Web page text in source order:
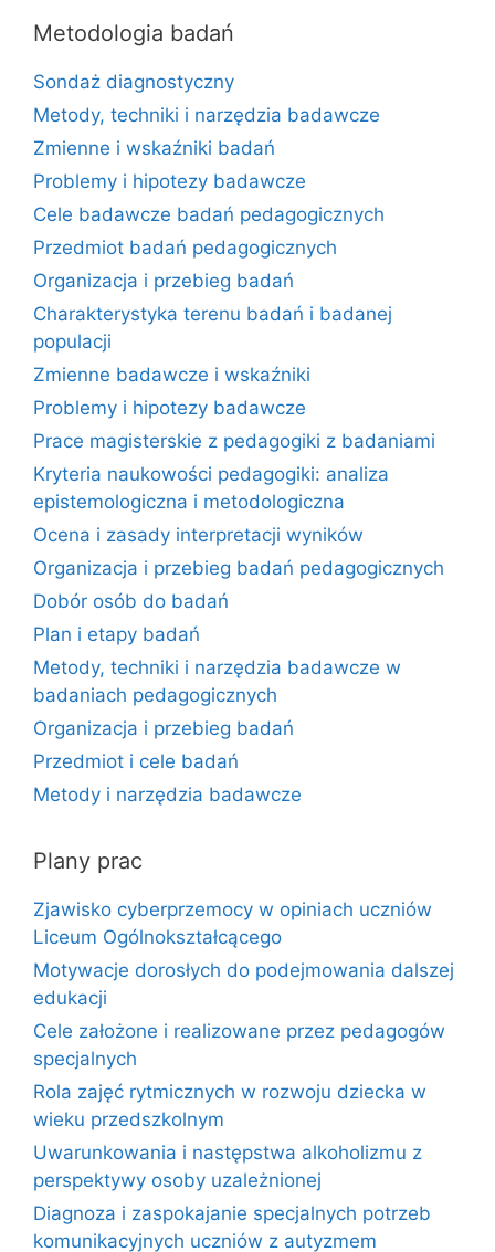
Metodologia badań
Sondaż diagnostyczny
Metody, techniki i narzędzia badawcze
Zmienne i wskaźniki badań
Problemy i hipotezy badawcze
Cele badawcze badań pedagogicznych
Przedmiot badań pedagogicznych
Organizacja i przebieg badań
Charakterystyka terenu badań i badanej
populacji
Zmienne badawcze i wskaźniki
Problemy i hipotezy badawcze
Prace magisterskie z pedagogiki z badaniami
Kryteria naukowości pedagogiki: analiza
epistemologiczna i metodologiczna
Ocena i zasady interpretacji wyników
Organizacja i przebieg badań pedagogicznych
Dobór osób do badań
Plan i etapy badań
Metody, techniki i narzędzia badawcze w
badaniach pedagogicznych
Organizacja i przebieg badań
Przedmiot i cele badań
Metody i narzędzia badawcze
Plany prac
Zjawisko cyberprzemocy w opiniach uczniów
Liceum Ogólnokształcącego
Motywacje dorosłych do podejmowania dalszej
edukacji
Cele założone i realizowane przez pedagogów
specjalnych
Rola zajęć rytmicznych w rozwoju dziecka w
wieku przedszkolnym
Uwarunkowania i następstwa alkoholizmu z
perspektywy osoby uzależnionej
Diagnoza i zaspokajanie specjalnych potrzeb
komunikacyjnych uczniów z autyzmem